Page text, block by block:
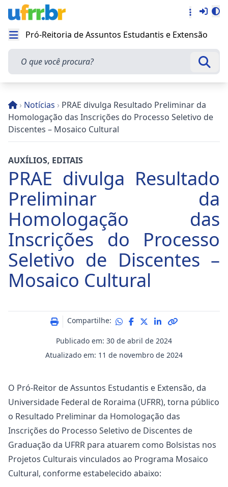
Abrir menu
Pró-Reitoria de Assuntos Estudantis e Extensão
O que você procura?
› Notícias › PRAE divulga Resultado Preliminar da
Homologação das Inscrições do Processo Seletivo de
Discentes – Mosaico Cultural
AUXÍLIOS, EDITAIS
PRAE divulga Resultado
Preliminar da
Homologação das
Inscrições do Processo
Seletivo de Discentes –
Mosaico Cultural
Publicado em: 30 de abril de 2024
Atualizado em: 11 de novembro de 2024
Compartilhe:
O Pró-Reitor de Assuntos Estudantis e Extensão, da
Universidade Federal de Roraima (UFRR), torna público
o Resultado Preliminar da Homologação das
Inscrições do Processo Seletivo de Discentes de
Graduação da UFRR para atuarem como Bolsistas nos
Projetos Culturais vinculados ao Programa Mosaico
Cultural, conforme estabelecido abaixo: